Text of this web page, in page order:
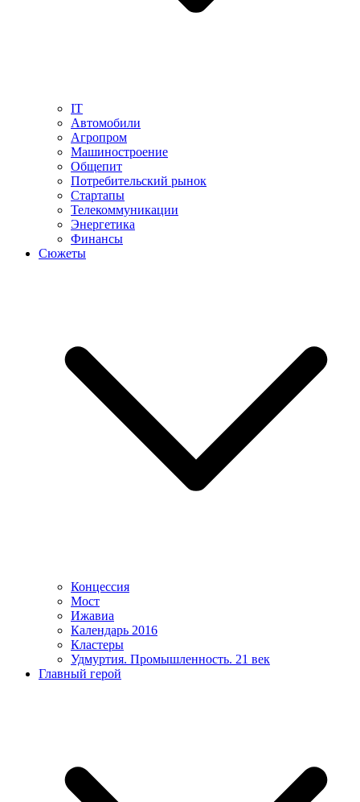
IT
Автомобили
Агропром
Машиностроение
Общепит
Потребительский рынок
Стартапы
Телекоммуникации
Энергетика
Финансы
Сюжеты
Концессия
Мост
Ижавиа
Календарь 2016
Кластеры
Удмуртия. Промышленность. 21 век
Главный герой